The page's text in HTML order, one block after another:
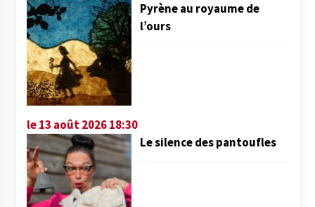
Pyrène au royaume de
l’ours
le 13 août 2026 18:30
Le silence des pantoufles